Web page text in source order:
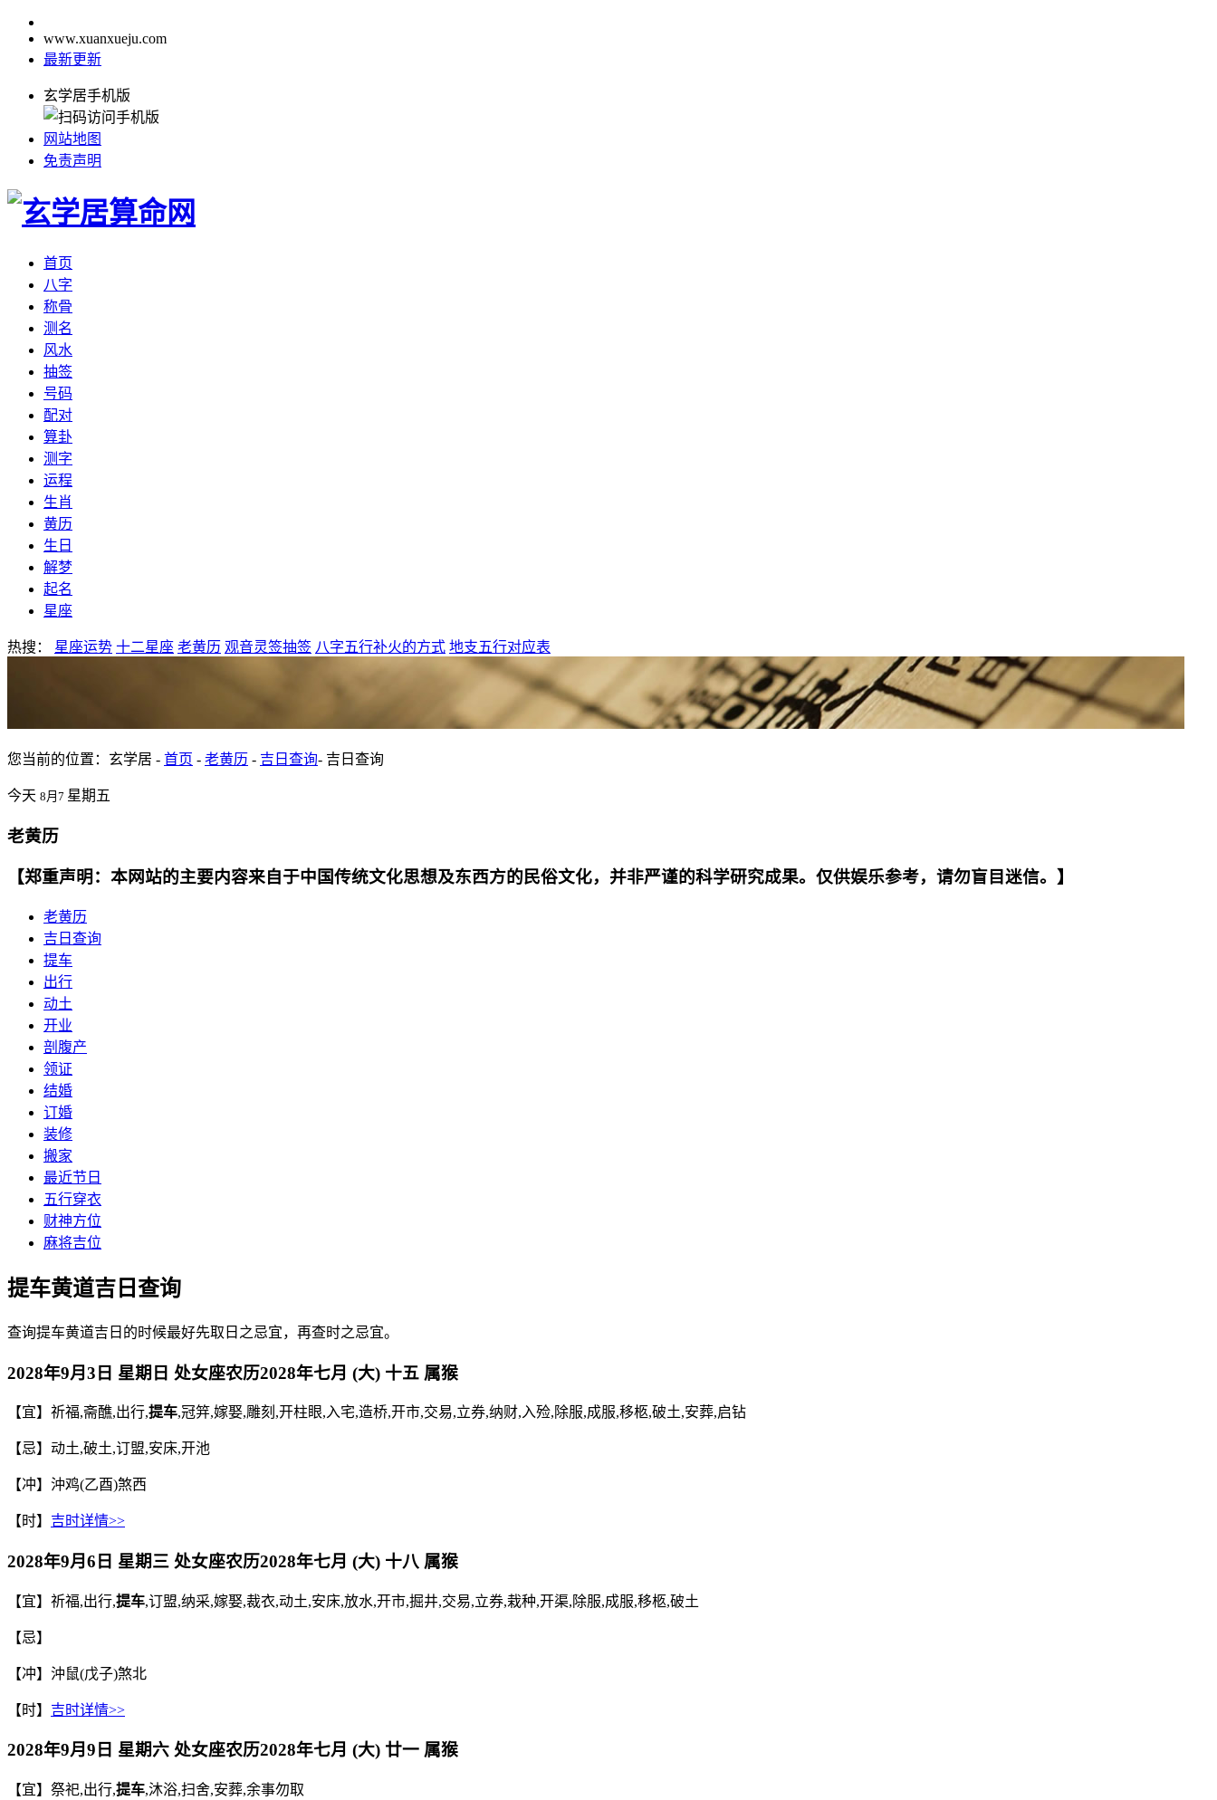
www.xuanxueju.com
最新更新
玄学居手机版
网站地图
免责声明
首页
八字
称骨
测名
风水
抽签
号码
配对
算卦
测字
运程
生肖
黄历
生日
解梦
起名
星座
热搜： 星座运势 十二星座 老黄历 观音灵签抽签 八字五行补火的方式 地支五行对应表
您当前的位置：玄学居 - 首页 - 老黄历 - 吉日查询- 吉日查询
今天 8月7 星期五
老黄历
【郑重声明：本网站的主要内容来自于中国传统文化思想及东西方的民俗文化，并非严谨的科学研究成果。仅供娱乐参考，请勿盲目迷信。】
老黄历
吉日查询
提车
出行
动土
开业
剖腹产
领证
结婚
订婚
装修
搬家
最近节日
五行穿衣
财神方位
麻将吉位
提车黄道吉日查询
查询提车黄道吉日的时候最好先取日之忌宜，再查时之忌宜。
2028年9月3日 星期日 处女座农历2028年七月 (大) 十五 属猴
【宜】祈福,斋醮,出行,提车,冠笄,嫁娶,雕刻,开柱眼,入宅,造桥,开市,交易,立券,纳财,入殓,除服,成服,移柩,破土,安葬,启钻
【忌】动土,破土,订盟,安床,开池
【冲】沖鸡(乙酉)煞西
【时】 吉时详情>>
2028年9月6日 星期三 处女座农历2028年七月 (大) 十八 属猴
【宜】祈福,出行,提车,订盟,纳采,嫁娶,裁衣,动土,安床,放水,开市,掘井,交易,立券,栽种,开渠,除服,成服,移柩,破土
【忌】
【冲】沖鼠(戊子)煞北
【时】 吉时详情>>
2028年9月9日 星期六 处女座农历2028年七月 (大) 廿一 属猴
【宜】祭祀,出行,提车,沐浴,扫舍,安葬,余事勿取